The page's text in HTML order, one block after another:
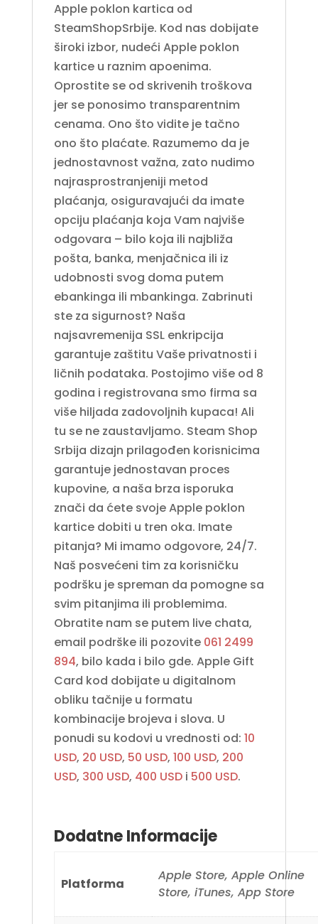
Apple poklon kartica od
SteamShopSrbije. Kod nas dobijate
široki izbor, nudeći Apple poklon
kartice u raznim apoenima.
Oprostite se od skrivenih troškova
jer se ponosimo transparentnim
cenama. Ono što vidite je tačno
ono što plaćate. Razumemo da je
jednostavnost važna, zato nudimo
najrasprostranjeniji metod
plaćanja, osiguravajući da imate
opciju plaćanja koja Vam najviše
odgovara – bilo koja ili najbliža
pošta, banka, menjačnica ili iz
udobnosti svog doma putem
ebankinga ili mbankinga. Zabrinuti
ste za sigurnost? Naša
najsavremenija SSL enkripcija
garantuje zaštitu Vaše privatnosti i
ličnih podataka. Postojimo više od 8
godina i registrovana smo firma sa
više hiljada zadovoljnih kupaca! Ali
tu se ne zaustavljamo. Steam Shop
Srbija dizajn prilagođen korisnicima
garantuje jednostavan proces
kupovine, a naša brza isporuka
znači da ćete svoje Apple poklon
kartice dobiti u tren oka. Imate
pitanja? Mi imamo odgovore, 24/7.
Naš posvećeni tim za korisničku
podršku je spreman da pomogne sa
svim pitanjima ili problemima.
Obratite nam se putem live chata,
email podrške ili pozovite 061 2499
894, bilo kada i bilo gde. Apple Gift
Card kod dobijate u digitalnom
obliku tačnije u formatu
kombinacije brojeva i slova. U
ponudi su kodovi u vrednosti od: 10
USD, 20 USD, 50 USD, 100 USD, 200
USD, 300 USD, 400 USDi 500 USD.
Dodatne Informacije
Platforma
Apple Store, Apple Online
Store, iTunes, App Store